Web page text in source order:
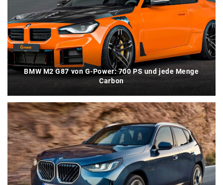
BMW M2 G87 von G-Power: 700 PS und jede Menge
Carbon